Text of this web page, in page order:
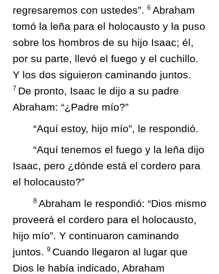
regresaremos con ustedes”. 6 Abraham
tomó la leña para el holocausto y la puso
sobre los hombros de su hijo Isaac; él,
por su parte, llevó el fuego y el cuchillo.
Y los dos siguieron caminando juntos.
7 De pronto, Isaac le dijo a su padre
Abraham: “¿Padre mío?”
“Aquí estoy, hijo mío”, le respondió.
“Aquí tenemos el fuego y la leña dijo
Isaac, pero ¿dónde está el cordero para
el holocausto?”
8 Abraham le respondió: “Dios mismo
proveerá el cordero para el holocausto,
hijo mío”. Y continuaron caminando
juntos.
9 Cuando llegaron al lugar que
Dios le había indicado, Abraham